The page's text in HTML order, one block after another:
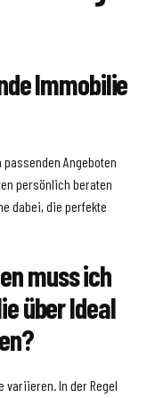
Immobilie
Angeboten
persönlich beraten
dabei, die perfekte
muss ich
über Ideal
variieren. In der Regel